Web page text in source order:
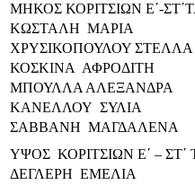
ΜΗΚΟΣ ΚΟΡΙΤΣΙΩΝ Ε΄-
ΚΩΣΤΑΛΗ ΜΑΡΙΑ
ΧΡΥΣΙΚΟΠΟΥΛΟΥ ΣΤΕΛΛΑ
ΚΟΣΚΙΝΑ ΑΦΡΟΔΙΤΗ
ΜΠΟΥΛΛΑ ΑΛΕΞΑΝΔΡΑ
ΚΑΝΕΛΛΟΥ ΣΥΛΙΑ
ΣΑΒΒΑΝΗ ΜΑΓΔΑΛΕΝΑ
ΥΨΟΣ ΚΟΡΙΤΣΙΩΝ Ε΄ – ΣΤ΄
ΔΕΓΛΕΡΗ ΕΜΕΛΙΑ